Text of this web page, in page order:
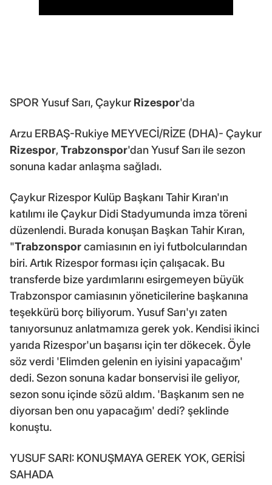
SPOR Yusuf Sarı, Çaykur Rizespor'da
Arzu ERBAŞ-Rukiye MEYVECİ/RİZE (DHA)- Çaykur
Rizespor,Trabzonspor'dan Yusuf Sarı ile sezon
sonuna kadar anlaşma sağladı.
Çaykur Rizespor Kulüp Başkanı Tahir Kıran'ın
katılımı ile Çaykur Didi Stadyumunda imza töreni
düzenlendi. Burada konuşan Başkan Tahir Kıran,
"Trabzonsporcamiasının en iyi futbolcularından
biri. Artık Rizespor forması için çalışacak. Bu
transferde bize yardımlarını esirgemeyen büyük
Trabzonspor camiasının yöneticilerine başkanına
teşekkürü borç biliyorum. Yusuf Sarı'yı zaten
tanıyorsunuz anlatmamıza gerek yok. Kendisi ikinci
yarıda Rizespor'un başarısı için ter dökecek. Öyle
söz verdi 'Elimden gelenin en iyisini yapacağım'
dedi. Sezon sonuna kadar bonservisi ile geliyor,
sezon sonu içinde sözü aldım. 'Başkanım sen ne
diyorsan ben onu yapacağım' dedi? şeklinde
konuştu.
YUSUF SARI: KONUŞMAYA GEREK YOK, GERİSİ
SAHADA